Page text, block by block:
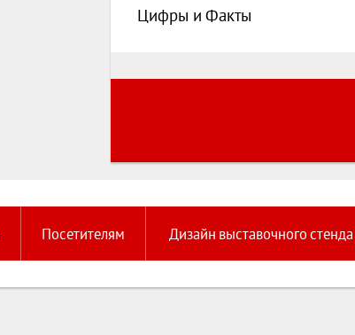
Цифры и Факты
Посетителям Дизайн выставочного стенда